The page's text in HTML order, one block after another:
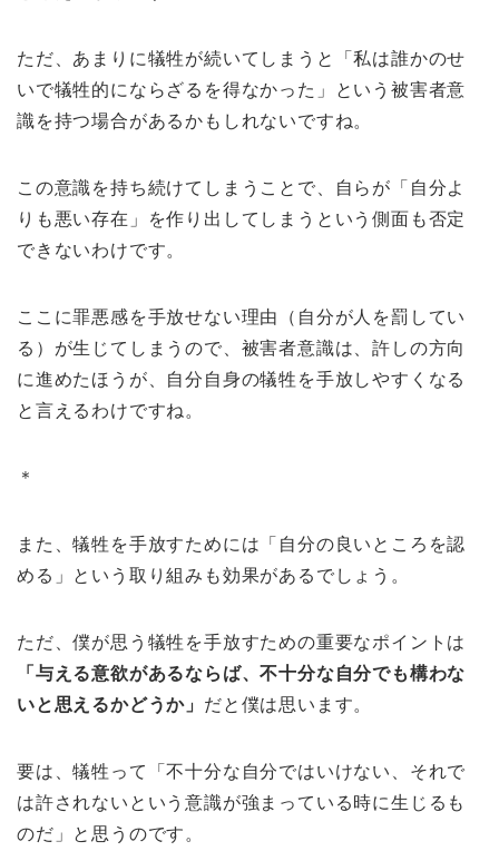
ただ、あまりに犠牲が続いてしまうと「私は誰かのせ
いで犠牲的にならざるを得なかった」という被害者意
識を持つ場合があるかもしれないですね。
この意識を持ち続けてしまうことで、自らが「自分よ
りも悪い存在」を作り出してしまうという側面も否定
できないわけです。
ここに罪悪感を手放せない理由（自分が人を罰してい
る）が生じてしまうので、被害者意識は、許しの方向
に進めたほうが、自分自身の犠牲を手放しやすくなる
と言えるわけですね。
＊
また、犠牲を手放すためには「自分の良いところを認
める」という取り組みも効果があるでしょう。
ただ、僕が思う犠牲を手放すための重要なポイントは
「与える意欲があるならば、不十分な自分でも構わな
いと思えるかどうか」 だと僕は思います。
要は、犠牲って「不十分な自分ではいけない、それで
は許されないという意識が強まっている時に生じるも
のだ」と思うのです。